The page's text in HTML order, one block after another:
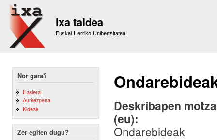
Ixa taldea
Euskal Herriko Unibertsitatea
Nor gara?
Hasiera
Aurkezpena
Kideak
Zer egiten dugu?
Deskribapen
(eu):
Ondarebideak